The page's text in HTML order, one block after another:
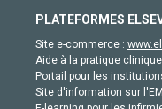
PLATEFORMES
Site e-commerce :
Aide à la pratique
Portail pour les
Site d'information sur